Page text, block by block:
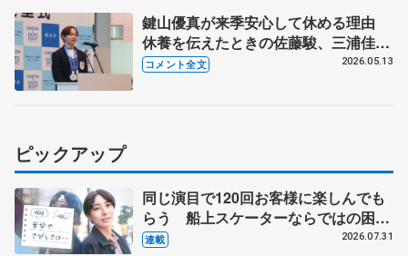
鍵山優真が来季安心して休める理由
休養を伝えたときの佐藤駿、三浦佳生
の反応は 【横浜市スポーツ栄誉賞・
コメント全文 2026.05.13
ピックアップ
同じ演目で120回お客様に楽しんでも
らう 船上スケーターならではの困難
とは 影響あったPIW前キャプテン松
連載 2026.07.31